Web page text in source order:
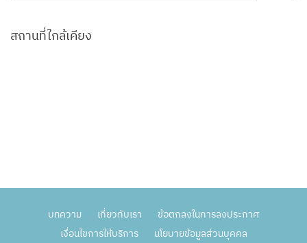
สถานที่ใกล้เคียง
บทความ เกี่ยวกับเรา
ข้อตกลงในการลงประกาศ
เงื่อนไขการให้บริการ
นโยบายข้อมูลส่วนบุคคล